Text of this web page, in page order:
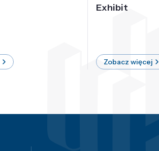
Exhibit
Zobacz więcej